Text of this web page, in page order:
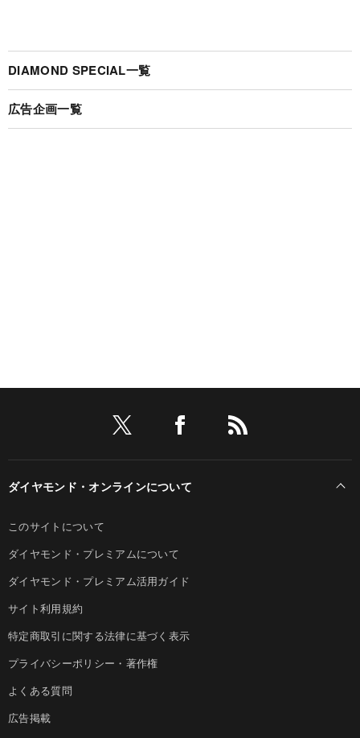
DIAMOND SPECIAL一覧
広告企画一覧
ダイヤモンド・オンラインについて
このサイトについて
ダイヤモンド・プレミアムについて
ダイヤモンド・プレミアム活用ガイド
サイト利用規約
特定商取引に関する法律に基づく表示
プライバシーポリシー・著作権
よくある質問
広告掲載